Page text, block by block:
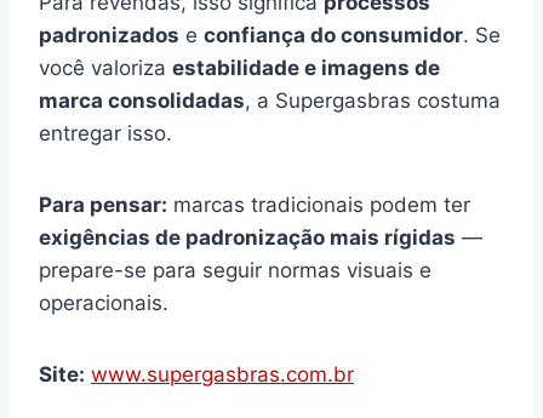
padronizados e confiança do consumidor. Se
você valoriza estabilidade e imagens de
marca consolidadas, a Supergasbras costuma
entregar isso.
Para pensar: marcas tradicionais podem ter
exigências de padronização mais rígidas —
prepare-se para seguir normas visuais e
operacionais.
Site: www.supergasbras.com.br